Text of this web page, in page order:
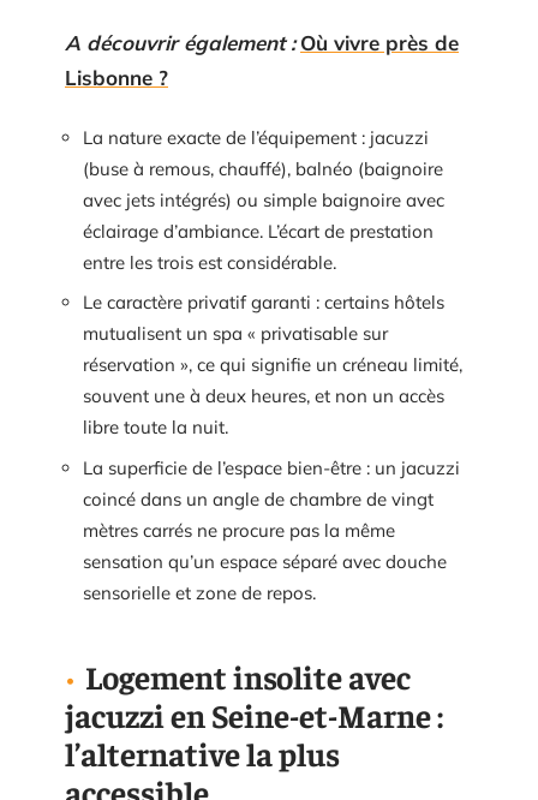
A découvrir également : Où vivre près de
Lisbonne ?
La nature exacte de l’équipement : jacuzzi
(buse à remous, chauffé), balnéo (baignoire
avec jets intégrés) ou simple baignoire avec
éclairage d’ambiance. L’écart de prestation
entre les trois est considérable.
Le caractère privatif garanti : certains hôtels
mutualisent un spa « privatisable sur
réservation », ce qui signifie un créneau limité,
souvent une à deux heures, et non un accès
libre toute la nuit.
La superficie de l’espace bien-être : un jacuzzi
coincé dans un angle de chambre de vingt
mètres carrés ne procure pas la même
sensation qu’un espace séparé avec douche
sensorielle et zone de repos.
Logement insolite avec
jacuzzi en Seine-et-Marne :
l’alternative la plus
accessible